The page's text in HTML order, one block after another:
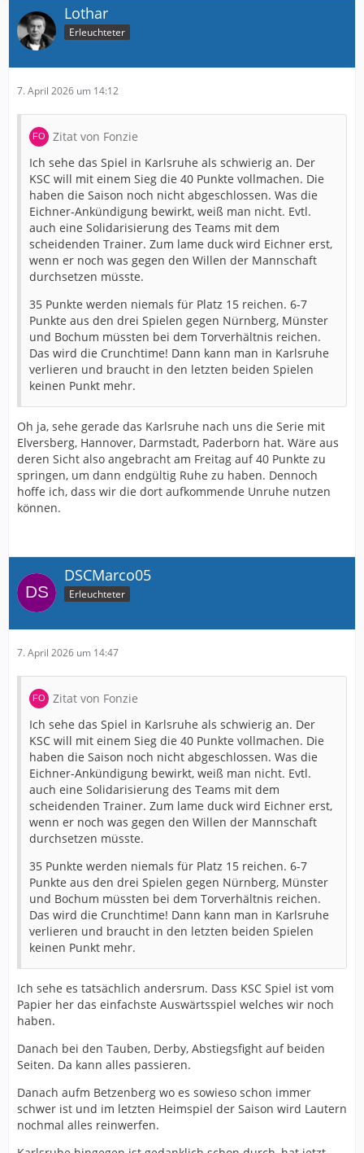
Lothar
Erleuchteter
7. April 2026 um 14:12
Zitat von Fonzie
Ich sehe das Spiel in Karlsruhe als schwierig an. Der
KSC will mit einem Sieg die 40 Punkte vollmachen. Die
haben die Saison noch nicht abgeschlossen. Was die
Eichner-Ankündigung bewirkt, weiß man nicht. Evtl.
auch eine Solidarisierung des Teams mit dem
scheidenden Trainer. Zum lame duck wird Eichner erst,
wenn er noch was gegen den Willen der Mannschaft
durchsetzen müsste.
35 Punkte werden niemals für Platz 15 reichen. 6-7
Punkte aus den drei Spielen gegen Nürnberg, Münster
und Bochum müssten bei dem Torverhältnis reichen.
Das wird die Crunchtime! Dann kann man in Karlsruhe
verlieren und braucht in den letzten beiden Spielen
keinen Punkt mehr.
Oh ja, sehe gerade das Karlsruhe nach uns die Serie mit
Elversberg, Hannover, Darmstadt, Paderborn hat. Wäre aus
deren Sicht also angebracht am Freitag auf 40 Punkte zu
springen, um dann endgültig Ruhe zu haben. Dennoch
hoffe ich, dass wir die dort aufkommende Unruhe nutzen
können.
DSCMarco05
Erleuchteter
7. April 2026 um 14:47
Zitat von Fonzie
Ich sehe das Spiel in Karlsruhe als schwierig an. Der
KSC will mit einem Sieg die 40 Punkte vollmachen. Die
haben die Saison noch nicht abgeschlossen. Was die
Eichner-Ankündigung bewirkt, weiß man nicht. Evtl.
auch eine Solidarisierung des Teams mit dem
scheidenden Trainer. Zum lame duck wird Eichner erst,
wenn er noch was gegen den Willen der Mannschaft
durchsetzen müsste.
35 Punkte werden niemals für Platz 15 reichen. 6-7
Punkte aus den drei Spielen gegen Nürnberg, Münster
und Bochum müssten bei dem Torverhältnis reichen.
Das wird die Crunchtime! Dann kann man in Karlsruhe
verlieren und braucht in den letzten beiden Spielen
keinen Punkt mehr.
Ich sehe es tatsächlich andersrum. Dass KSC Spiel ist vom
Papier her das einfachste Auswärtsspiel welches wir noch
haben.
Danach bei den Tauben, Derby, Abstiegsfight auf beiden
Seiten. Da kann alles passieren.
Danach aufm Betzenberg wo es sowieso schon immer
schwer ist und im letzten Heimspiel der Saison wird Lautern
nochmal alles reinwerfen.